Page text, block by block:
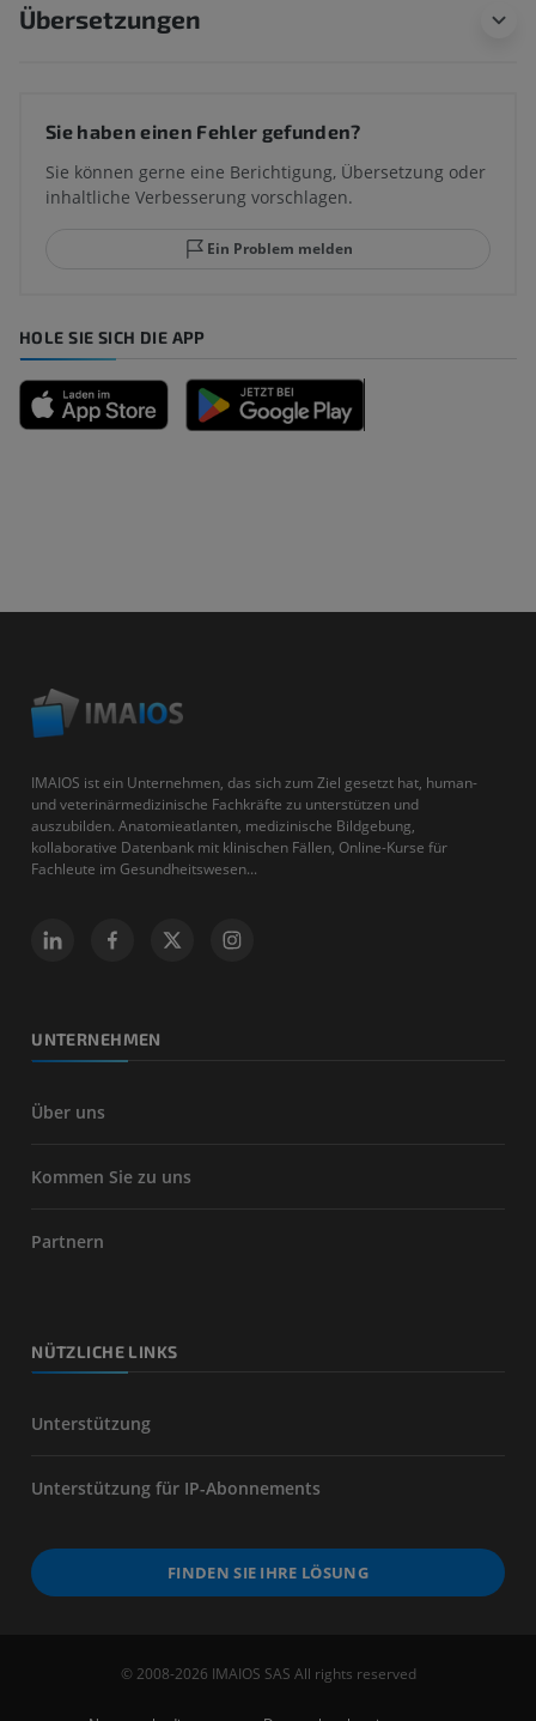
Übersetzungen
Sie haben einen Fehler gefunden?
Sie können gerne eine Berichtigung, Übersetzung oder
inhaltliche Verbesserung vorschlagen.
Ein Problem melden
HOLE SIE SICH DIE APP
IMAIOS ist ein Unternehmen, das sich zum Ziel gesetzt hat, human-
und veterinärmedizinische Fachkräfte zu unterstützen und
auszubilden. Anatomieatlanten, medizinische Bildgebung,
kollaborative Datenbank mit klinischen Fällen, Online-Kurse für
Fachleute im Gesundheitswesen...
UNTERNEHMEN
Über uns
Kommen Sie zu uns
Partnern
NÜTZLICHE LINKS
Unterstützung
Unterstützung für IP-Abonnements
FINDEN SIE IHRE LÖSUNG
© 2008-2026 IMAIOS SAS All rights reserved